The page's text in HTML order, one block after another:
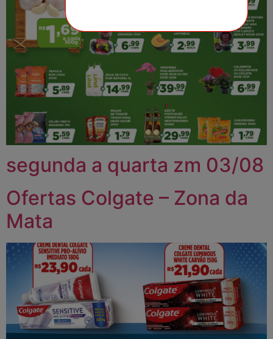
segunda a quarta zm 03/08
Ofertas Colgate – Zona da
Mata